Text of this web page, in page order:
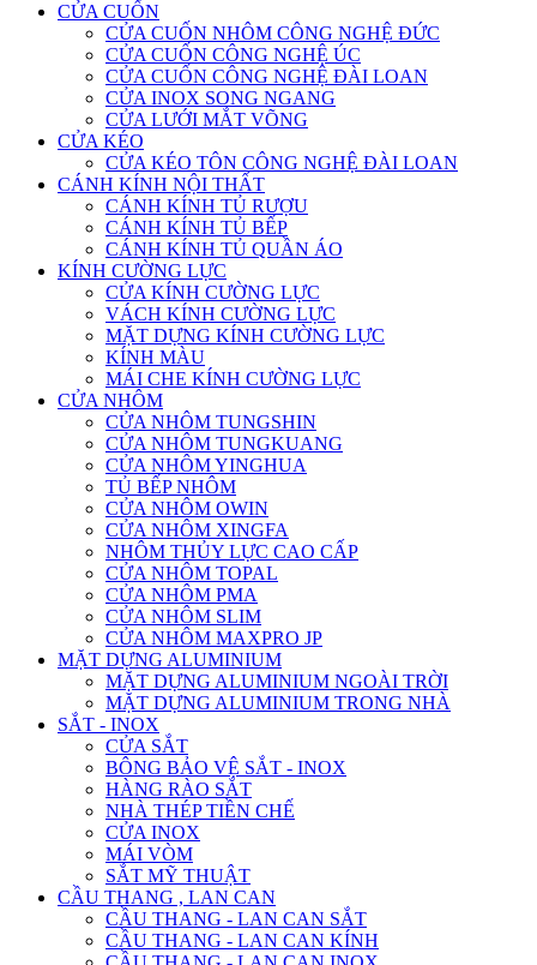
CỬA CUỐN
CỬA CUỐN NHÔM CÔNG NGHỆ ĐỨC
CỬA CUỐN CÔNG NGHỆ ÚC
CỬA CUỐN CÔNG NGHỆ ĐÀI LOAN
CỬA INOX SONG NGANG
CỬA LƯỚI MẮT VÕNG
CỬA KÉO
CỬA KÉO TÔN CÔNG NGHỆ ĐÀI LOAN
CÁNH KÍNH NỘI THẤT
CÁNH KÍNH TỦ RƯỢU
CÁNH KÍNH TỦ BẾP
CÁNH KÍNH TỦ QUẦN ÁO
KÍNH CƯỜNG LỰC
CỬA KÍNH CƯỜNG LỰC
VÁCH KÍNH CƯỜNG LỰC
MẶT DỰNG KÍNH CƯỜNG LỰC
KÍNH MÀU
MÁI CHE KÍNH CƯỜNG LỰC
CỬA NHÔM
CỬA NHÔM TUNGSHIN
CỬA NHÔM TUNGKUANG
CỬA NHÔM YINGHUA
TỦ BẾP NHÔM
CỬA NHÔM OWIN
CỬA NHÔM XINGFA
NHÔM THỦY LỰC CAO CẤP
CỬA NHÔM TOPAL
CỬA NHÔM PMA
CỬA NHÔM SLIM
CỬA NHÔM MAXPRO JP
MẶT DỰNG ALUMINIUM
MẶT DỰNG ALUMINIUM NGOÀI TRỜI
MẶT DỰNG ALUMINIUM TRONG NHÀ
SẮT - INOX
CỬA SẮT
BÔNG BẢO VỆ SẮT - INOX
HÀNG RÀO SẮT
NHÀ THÉP TIỀN CHẾ
CỬA INOX
MÁI VÒM
SẮT MỸ THUẬT
CẦU THANG , LAN CAN
CẦU THANG - LAN CAN SẮT
CẦU THANG - LAN CAN KÍNH